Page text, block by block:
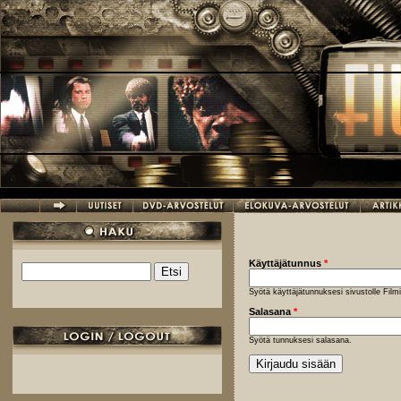
Hyppää pääsisältöön
Hakulomake
Käyttäjätunnus *
Syötä käyttäjätunnuksesi sivustolle
Salasana *
Syötä tunnuksesi salasana.